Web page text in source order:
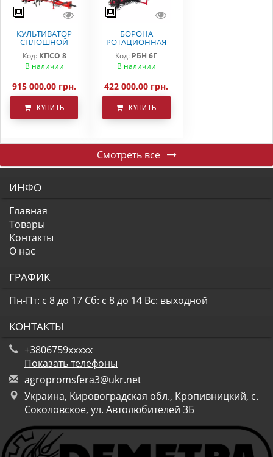
КУЛЬТИВАТОР
СПЛОШНОЙ
ОБРАБОТКИ
КПСО-8 ДЕМЕТРА
Код: КПСО 8
В наличии
915 000,00 грн.
КУПИТЬ
БОРОНА
РОТАЦИОННАЯ
РБН-6 Г
Код: РБН 6Г
В наличии
422 000,00 грн.
КУПИТЬ
Смотреть все
ИНФО
Главная
Товары
Контакты
О нас
ГРАФИК
Пн-Пт: с 8 до 17 Сб: с 8 до 14 Вс: выходной
КОНТАКТЫ
+3806759xxxxx
Показать телефоны
agropromsfera3@ukr.net
Украина, Кировоградская обл., Кропивницкий, с.
Соколовское, ул. Автолюбителей 3Б